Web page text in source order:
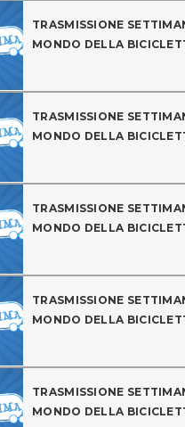
TRASMISSIONE
MONDO DELLA
TRASMISSIONE
MONDO DELLA
TRASMISSIONE
MONDO DELLA
TRASMISSIONE
MONDO DELLA
TRASMISSIONE
MONDO DELLA